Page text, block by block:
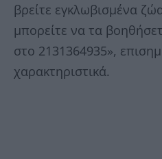
βρείτε εγκλωβισμένα
μπορείτε να τα
στο 2131364935»,
χαρακτηριστικά.